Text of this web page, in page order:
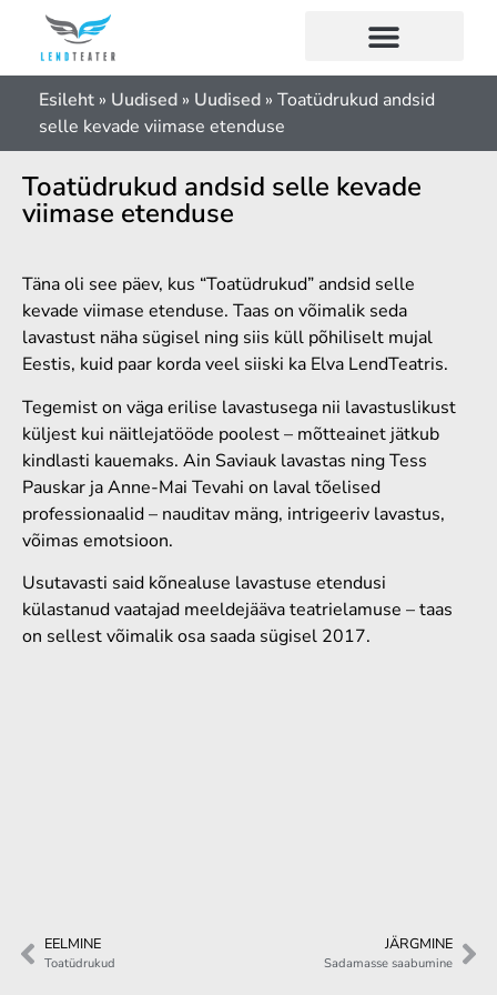
Esileht » Uudised » Uudised » Toatüdrukud andsid
selle kevade viimase etenduse
Toatüdrukud andsid selle kevade
viimase etenduse
Täna oli see päev, kus “Toatüdrukud” andsid selle
kevade viimase etenduse. Taas on võimalik seda
lavastust näha sügisel ning siis küll põhiliselt mujal
Eestis, kuid paar korda veel siiski ka Elva LendTeatris.
Tegemist on väga erilise lavastusega nii lavastuslikust
küljest kui näitlejatööde poolest – mõtteainet jätkub
kindlasti kauemaks. Ain Saviauk lavastas ning Tess
Pauskar ja Anne-Mai Tevahi on laval tõelised
professionaalid – nauditav mäng, intrigeeriv lavastus,
võimas emotsioon.
Usutavasti said kõnealuse lavastuse etendusi
külastanud vaatajad meeldejääva teatrielamuse – taas
on sellest võimalik osa saada sügisel 2017.
EELMINE
Toatüdrukud
JÄRGMINE
Sadamasse saabumine